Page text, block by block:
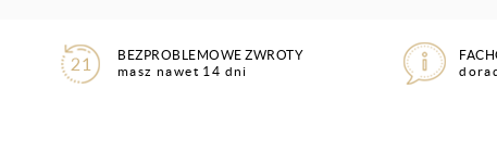
BEZPROBLEMOWE ZWROTY
masz nawet 14 dni